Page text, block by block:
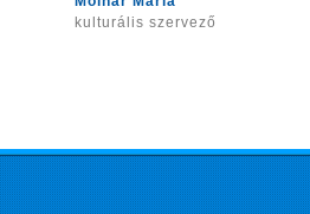
kulturális szervező